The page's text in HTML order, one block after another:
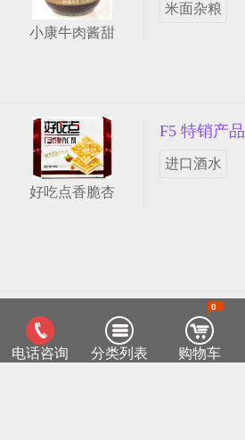
小康牛肉酱甜
米面杂粮
好吃点香脆杏
F5 特销产品
进口酒水
客服热线：0518-85811715
连云港菜篮子网
电话咨询 分类列表
0
购物车